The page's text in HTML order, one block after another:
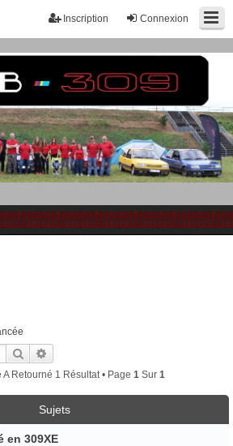
Connexion
Inscription
Rechercher
Retourné 1 Résultat • Page 1Sur 1
Sujets
en 309XE